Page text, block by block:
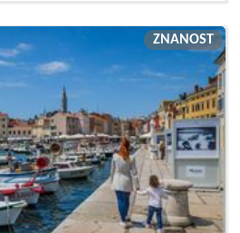
ZNANOST